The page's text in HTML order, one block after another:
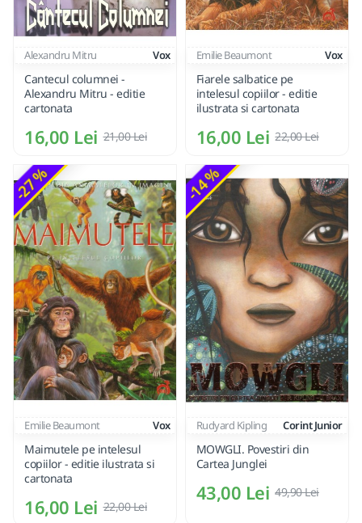
Alexandru Mitru Vox
Cantecul columnei -
Alexandru Mitru - editie
cartonata
16,00 Lei 21,00 Lei
Emilie Beaumont Vox
Fiarele salbatice pe
intelesul copiilor - editie
ilustrata si cartonata
16,00 Lei 22,00 Lei
-27 %
Emilie Beaumont Vox
Maimutele pe intelesul
copiilor - editie ilustrata si
cartonata
16,00 Lei 22,00 Lei
-14 %
Rudyard Kipling Corint Junior
MOWGLI. Povestiri din
Cartea Junglei
43,00 Lei 49,90 Lei